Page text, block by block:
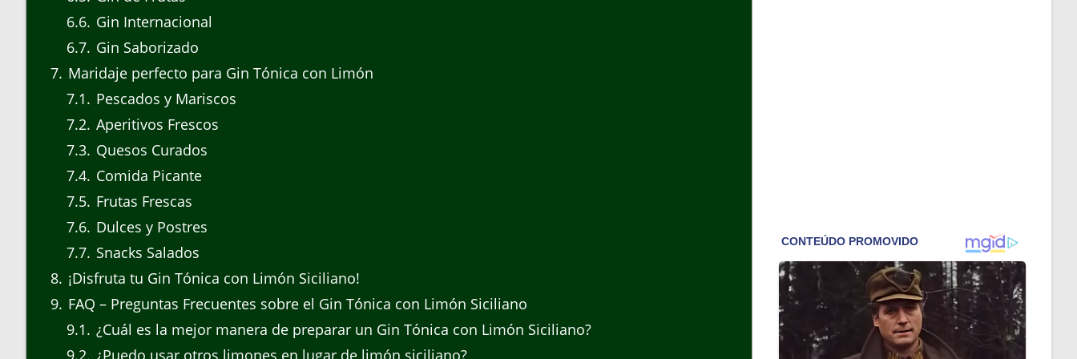
6.6 Gin Internacional
6.7 Gin Saborizado
7 Maridaje perfecto para Gin Tónica con Limón
7.1
Pescados y Mariscos
7.2 Aperitivos Frescos
7.3 Quesos Curados
7.4 Comida Picante
7.5 Frutas Frescas
7.6 Dulces y Postres
7.7 Snacks Salados
8 ¡Disfruta tu Gin Tónica con Limón Siciliano!
9 FAQ – Preguntas Frecuentes sobre el Gin Tónica con Limón Siciliano
9.1
¿Cuál es la mejor manera de preparar un Gin Tónica con Limón Siciliano?
9.2 ¿Puedo usar otros limones en lugar de limón siciliano?